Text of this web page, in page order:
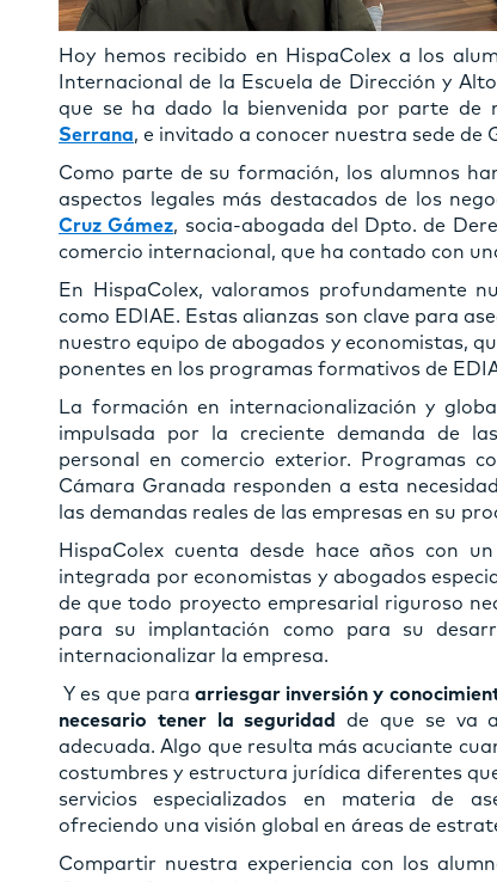
Hoy hemos recibido en HispaColex a los
Internacional de la Escuela de Dirección y
que se ha dado la bienvenida por parte de
Serrana, e invitado a conocer nuestra sede de
Como parte de su formación, los alumnos
aspectos legales más destacados de los
Cruz Gámez, socia-abogada del Dpto. de
comercio internacional, que ha contado con
En HispaColex, valoramos profundamente
como EDIAE. Estas alianzas son clave para
nuestro equipo de abogados y economistas,
ponentes en los programas formativos de
La formación en internacionalización y
impulsada por la creciente demanda de
personal en comercio exterior. Programas
Cámara Granada responden a esta
las demandas reales de las empresas en su
HispaColex cuenta desde hace años con
integrada por economistas y abogados
de que todo proyecto empresarial riguroso
para su implantación como para su
internacionalizar la empresa.
Y es que para arriesgar inversión y
necesario tener la seguridadde que se va
adecuada. Algo que resulta más acuciante
costumbres y estructura jurídica diferentes
servicios especializados en materia de
ofreciendo una visión global en áreas de
Compartir nuestra experiencia con los